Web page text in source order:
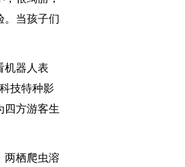
。当孩子们
机器人表
技特种影
四方游客生
两栖爬虫溶